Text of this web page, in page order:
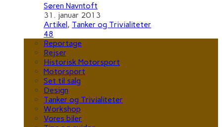
Søren Navntoft
31. januar 2013
Artikel, Tanker og Trivialiteter
48
Reportage
Rejser
Historisk Motorsport
Motorsport
Set til salg
Design
Tanker og Trivialiteter
Workshop
Vores biler